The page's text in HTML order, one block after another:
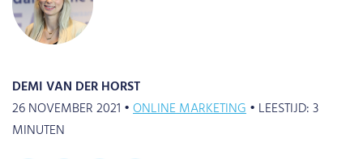
DEMI VAN DER HORST
26 NOVEMBER 2021 •ONLINE MARKETING• LEESTIJD:3
MINUTEN